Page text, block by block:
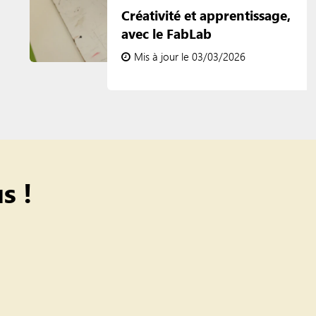
Créativité et apprentissage,
avec le FabLab
Mis à jour le 03/03/2026
!